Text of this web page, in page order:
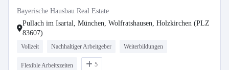
Bayerische Hausbau Real Estate
Pullach im Isartal, München, Wolfratshausen, Holzkirchen (PLZ
83607)
Vollzeit Nachhaltiger Arbeitgeber Weiterbildungen
Flexible Arbeitszeiten 5